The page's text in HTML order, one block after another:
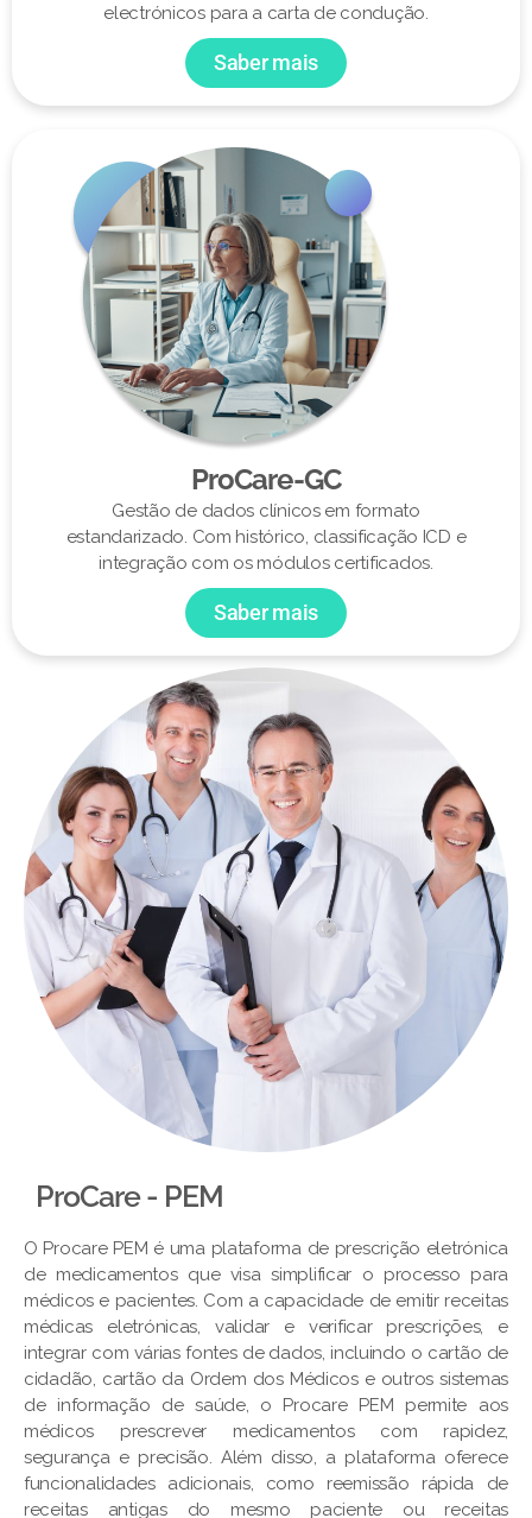
electrónicos para a carta de condução.
Saber mais
ProCare-GC
Gestão de dados clínicos em formato
estandarizado. Com histórico, classificação ICD e
integração com os módulos certificados.
Saber mais
ProCare - PEM​
O Procare PEM é uma plataforma de prescrição eletrónica
de medicamentos que visa simplificar o processo para
médicos e pacientes. Com a capacidade de emitir receitas
médicas eletrónicas, validar e verificar prescrições, e
integrar com várias fontes de dados, incluindo o cartão de
cidadão, cartão da Ordem dos Médicos e outros sistemas
de informação de saúde, o Procare PEM permite aos
médicos prescrever medicamentos com rapidez,
segurança e precisão. Além disso, a plataforma oferece
funcionalidades adicionais, como reemissão rápida de
receitas antigas do mesmo paciente ou receitas